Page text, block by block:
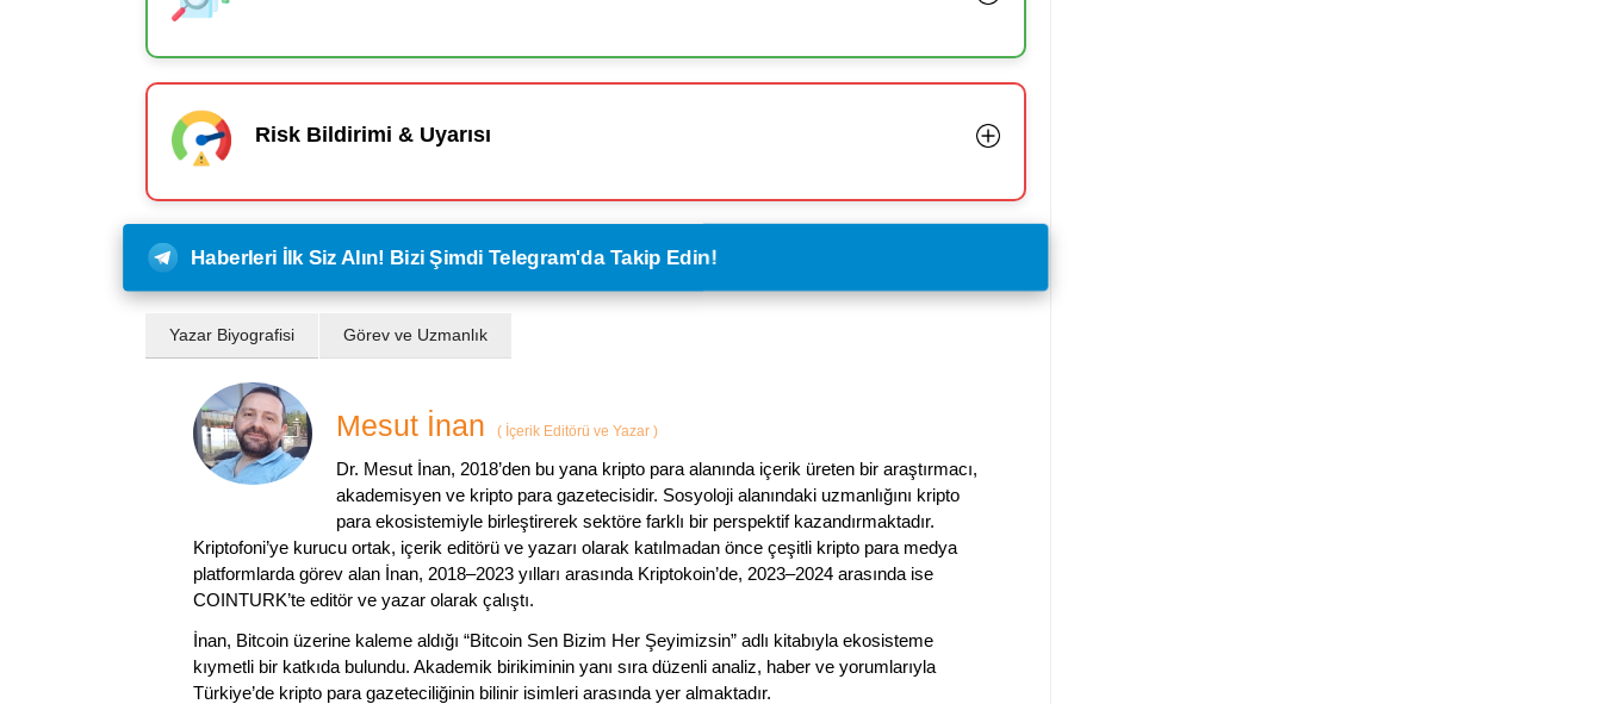
Risk Bildirimi & Uyarısı
Haberleri İlk Siz Alın! Bizi Şimdi Telegram'da Takip Edin!
Yazar Biyografisi Görev ve Uzmanlık
Mesut İnan ( İçerik Editörü ve Yazar )
Dr. Mesut İnan, 2018’den bu yana kripto para alanında içerik üreten bir araştırmacı,
akademisyen ve kripto para gazetecisidir. Sosyoloji alanındaki uzmanlığını kripto
para ekosistemiyle birleştirerek sektöre farklı bir perspektif kazandırmaktadır.
Kriptofoni’ye kurucu ortak, içerik editörü ve yazarı olarak katılmadan önce çeşitli kripto para medya
platformlarda görev alan İnan, 2018–2023 yılları arasında Kriptokoin’de, 2023–2024 arasında ise
COINTURK’te editör ve yazar olarak çalıştı.
İnan, Bitcoin üzerine kaleme aldığı “Bitcoin Sen Bizim Her Şeyimizsin” adlı kitabıyla ekosisteme
kıymetli bir katkıda bulundu. Akademik birikiminin yanı sıra düzenli analiz, haber ve yorumlarıyla
Türkiye’de kripto para gazeteciliğinin bilinir isimleri arasında yer almaktadır.